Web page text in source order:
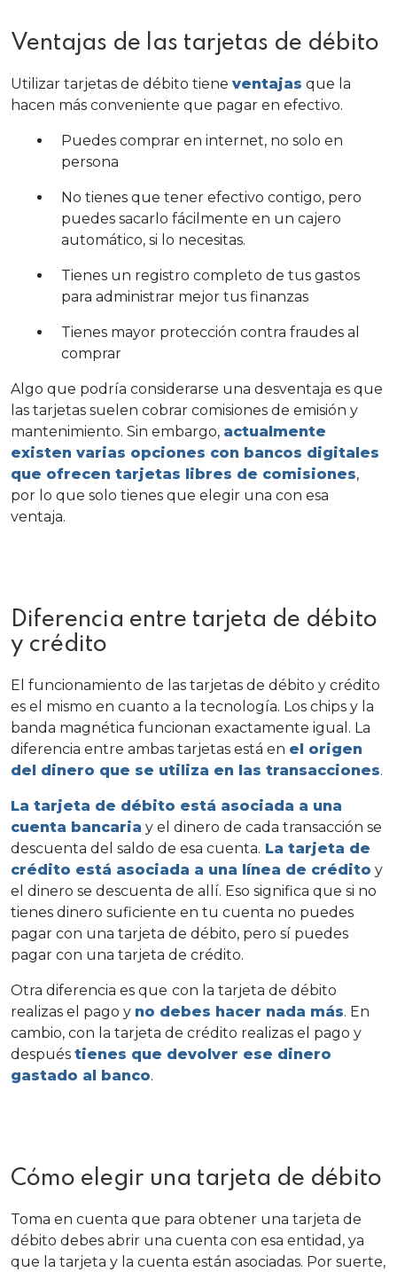
Ventajas de las tarjetas de débito
Utilizar tarjetas de débito tiene ventajas que la
hacen más conveniente que pagar en efectivo.
Puedes comprar en internet, no solo en
persona
No tienes que tener efectivo contigo, pero
puedes sacarlo fácilmente en un cajero
automático, si lo necesitas.
Tienes un registro completo de tus gastos
para administrar mejor tus finanzas
Tienes mayor protección contra fraudes al
comprar
Algo que podría considerarse una desventaja es que
las tarjetas suelen cobrar comisiones de emisión y
mantenimiento. Sin embargo, actualmente
existen varias opciones con bancos digitales
que ofrecen tarjetas libres de comisiones,
por lo que solo tienes que elegir una con esa
ventaja.
Diferencia entre tarjeta de débito
y crédito
El funcionamiento de las tarjetas de débito y crédito
es el mismo en cuanto a la tecnología. Los chips y la
banda magnética funcionan exactamente igual. La
diferencia entre ambas tarjetas está en el origen
del dinero que se utiliza en las transacciones.
La tarjeta de débito está asociada a una
cuenta bancaria y el dinero de cada transacción se
descuenta del saldo de esa cuenta. La tarjeta de
crédito está asociada a una línea de crédito y
el dinero se descuenta de allí. Eso significa que si no
tienes dinero suficiente en tu cuenta no puedes
pagar con una tarjeta de débito, pero sí puedes
pagar con una tarjeta de crédito.
Otra diferencia es que con la tarjeta de débito
realizas el pago y no debes hacer nada más. En
cambio, con la tarjeta de crédito realizas el pago y
después tienes que devolver ese dinero
gastado al banco.
Cómo elegir una tarjeta de débito
Toma en cuenta que para obtener una tarjeta de
débito debes abrir una cuenta con esa entidad, ya
que la tarjeta y la cuenta están asociadas. Por suerte,